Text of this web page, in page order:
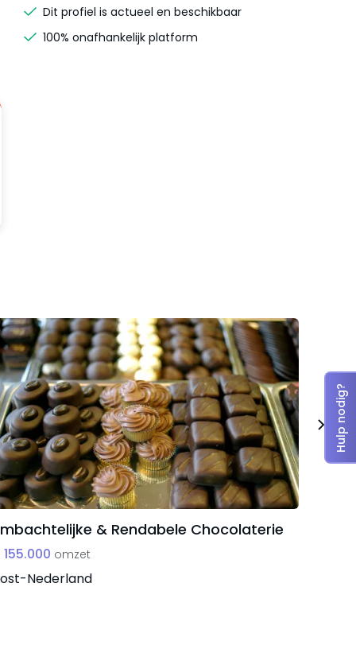
Dit profiel is actueel en beschikbaar
100% onafhankelijk platform
& Rendabele Chocolaterie
omzet
Nederland
Hulp nodig?